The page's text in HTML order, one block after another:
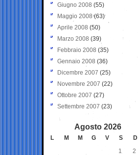
Giugno 2008 (55)
Maggio 2008(63)
Aprile 2008 (50)
Marzo 2008 (39)
Febbraio 2008 (35)
Gennaio 2008 (36)
Dicembre 2007 (25)
Novembre 2007 (22)
Ottobre 2007 (27)
Settembre 2007 (23)
Agosto 2026
L M M G V S
D
1
2